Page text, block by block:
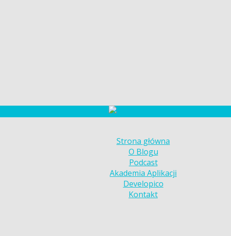
Strona główna
O Blogu
Podcast
Akademia Aplikacji
Developico
Kontakt